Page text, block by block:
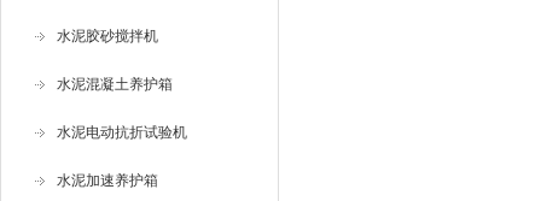
水泥胶砂搅拌机
水泥混凝土养护箱
水泥电动抗折试验机
水泥加速养护箱